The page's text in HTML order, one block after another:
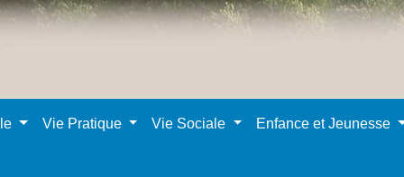
Vie Pratique Vie Sociale Enfance et Jeunesse